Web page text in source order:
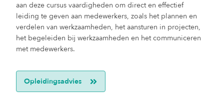
aan deze cursus vaardigheden om direct en effectief
leiding te geven aan medewerkers, zoals het plannen en
verdelen van werkzaamheden, het aansturen in projecten,
het begeleiden bij werkzaamheden en het communiceren
met medewerkers.
Opleidingsadvies